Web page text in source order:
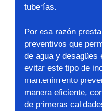
tuberías.
Por esa razón
preventivos que
de agua y desagües
evitar este tipo de
mantenimiento
manera eficiente,
de primeras